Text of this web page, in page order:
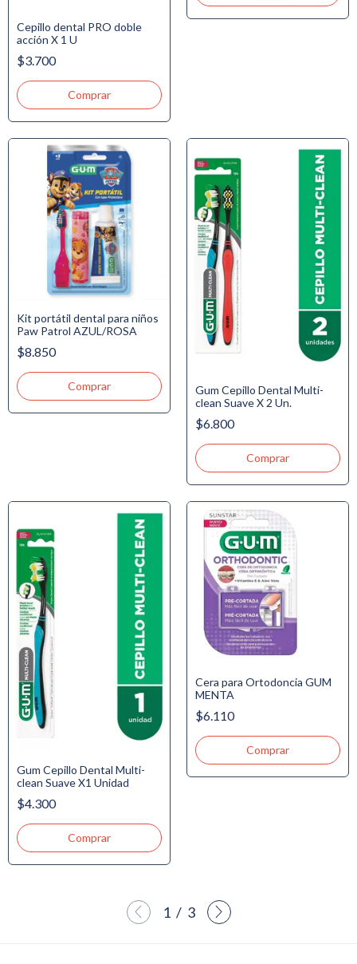
Cepillo dental PRO doble
acción X 1 U
$3.700
Kit portátil dental para niños
Paw Patrol AZUL/ROSA
$8.850
Gum Cepillo Dental Multi-
clean Suave X 2 Un.
$6.800
Gum Cepillo Dental Multi-
clean Suave X1 Unidad
$4.300
Cera para Ortodoncia GUM
MENTA
$6.110
1 / 3